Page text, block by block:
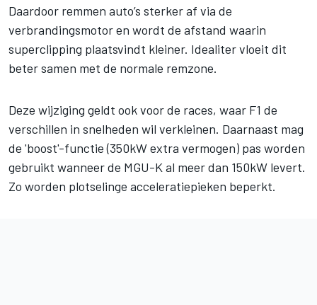
Daardoor remmen auto’s sterker af via de
verbrandingsmotor en wordt de afstand waarin
superclipping plaatsvindt kleiner. Idealiter vloeit dit
beter samen met de normale remzone.
Deze wijziging geldt ook voor de races, waar F1 de
verschillen in snelheden wil verkleinen. Daarnaast mag
de 'boost'-functie (350kW extra vermogen) pas worden
gebruikt wanneer de MGU-K al meer dan 150kW levert.
Zo worden plotselinge acceleratiepieken beperkt.